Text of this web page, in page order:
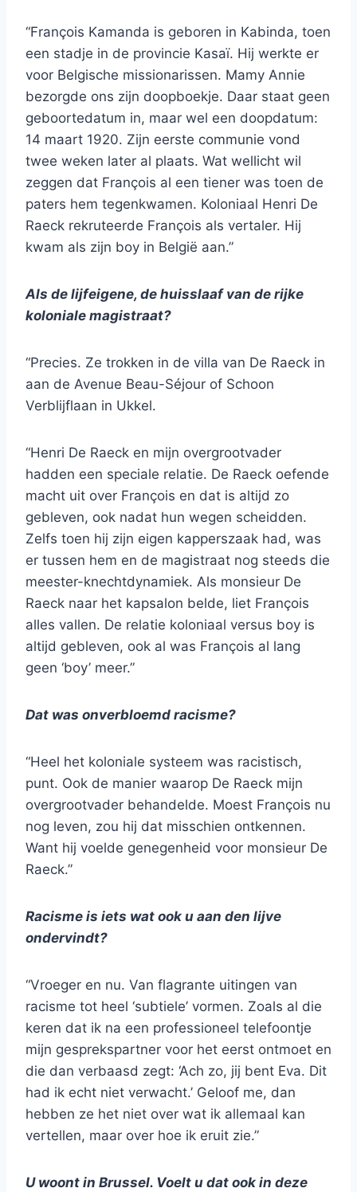
“François Kamanda is geboren in Kabinda, toen
een stadje in de provincie Kasaï. Hij werkte er
voor Belgische missionarissen. Mamy Annie
bezorgde ons zijn doopboekje. Daar staat geen
geboortedatum in, maar wel een doopdatum:
14 maart 1920. Zijn eerste communie vond
twee weken later al plaats. Wat wellicht wil
zeggen dat François al een tiener was toen de
paters hem tegenkwamen. Koloniaal Henri De
Raeck rekruteerde François als vertaler. Hij
kwam als zijn boy in België aan.”
Als de lijfeigene, de huisslaaf van de rijke
koloniale magistraat?
“Precies. Ze trokken in de villa van De Raeck in
aan de Avenue Beau-Séjour of Schoon
Verblijflaan in Ukkel.
“Henri De Raeck en mijn overgrootvader
hadden een speciale relatie. De Raeck oefende
macht uit over François en dat is altijd zo
gebleven, ook nadat hun wegen scheidden.
Zelfs toen hij zijn eigen kapperszaak had, was
er tussen hem en de magistraat nog steeds die
meester-knechtdynamiek. Als monsieur De
Raeck naar het kapsalon belde, liet François
alles vallen. De relatie koloniaal versus boy is
altijd gebleven, ook al was François al lang
geen ‘boy’ meer.”
Dat was onverbloemd racisme?
“Heel het koloniale systeem was racistisch,
punt. Ook de manier waarop De Raeck mijn
overgrootvader behandelde. Moest François nu
nog leven, zou hij dat misschien ontkennen.
Want hij voelde genegenheid voor monsieur De
Raeck.”
Racisme is iets wat ook u aan den lijve
ondervindt?
“Vroeger en nu. Van flagrante uitingen van
racisme tot heel ‘subtiele’ vormen. Zoals al die
keren dat ik na een professioneel telefoontje
mijn gesprekspartner voor het eerst ontmoet en
die dan verbaasd zegt: ‘Ach zo, jij bent Eva. Dit
had ik echt niet verwacht.’ Geloof me, dan
hebben ze het niet over wat ik allemaal kan
vertellen, maar over hoe ik eruit zie.”
U woont in Brussel. Voelt u dat ook in deze